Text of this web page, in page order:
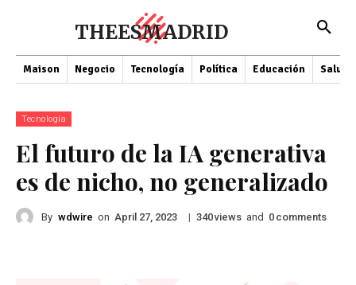
THEESMADRID
Maison Negocio Tecnología Política Educación Salud
Tecnología
El futuro de la IA generativa
es de nicho, no generalizado
By wdwire on April 27, 2023 | 340views and 0 comments